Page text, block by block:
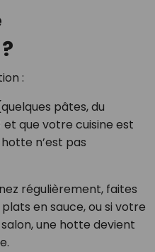
:
pâtes, du
que votre cuisine est
n’est pas
régulièrement, faites
en sauce, ou si votre
une hotte devient